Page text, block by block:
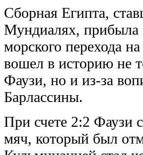
Сборная Египта,
Мундиалях, прибыла
морского перехода
вошел в историю не
Фаузи, но и из-за
Барлассины.
При счете 2:2 Фаузи
мяч, который был